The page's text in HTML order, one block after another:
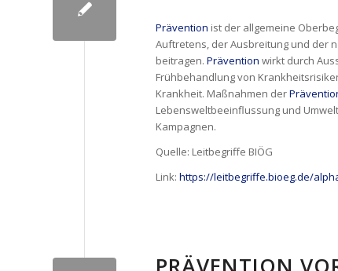
Prävention ist der allgemeine
Auftretens, der Ausbreitung und der
beitragen. Prävention wirkt durch
Frühbehandlung von
Krankheit. Maßnahmen der
Lebensweltbeeinflussung und
Kampagnen.
Quelle: Leitbegriffe BIÖG
Link: https://leitbegriffe.bioeg.de/